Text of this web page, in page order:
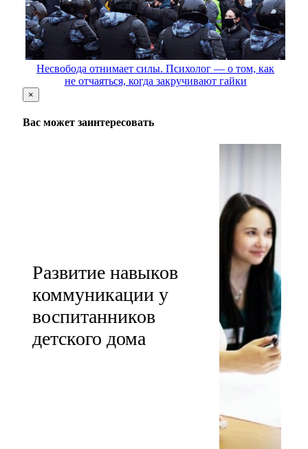
Несвобода отнимает силы. Психолог — о том, как
не отчаяться, когда закручивают гайки
×
Вас может заинтересовать
Развитие навыков
коммуникации у
воспитанников
детского дома